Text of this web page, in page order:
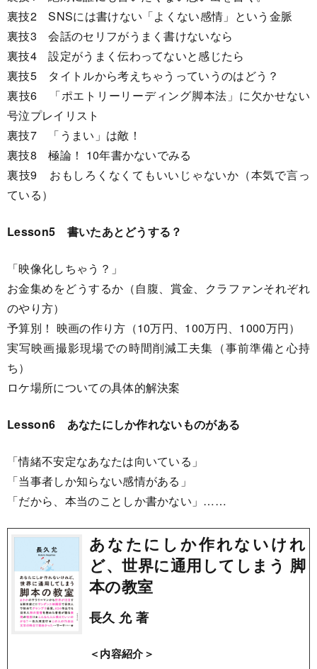
裏技2 SNSには書けない「よくない感情」という金脈
裏技3 会話のセリフがうまく書けないなら
裏技4 設定がうまく伝わってないと感じたら
裏技5 タイトルから考えちゃうっていうのはどう？
裏技6 「ポエトリーリーディング脚本法」に欠かせない
号泣プレイリスト
裏技7 「うまい」は敵！
裏技8 極論！ 10年書かないでみる
裏技9 おもしろくなくてもいいじゃないか（本気で言っ
ている）
Lesson5 書いたあとどうする？
「映像化しちゃう？」
お金集めをどうするか（自腹、賞金、クラファンそれぞれ
のやり方）
予算別！ 映画の作り方（10万円、100万円、1000万円）
実写映画撮影現場での時間削減工夫集（事前準備と心持
ち）
ロケ場所についての具体的解決案
Lesson6 あなたにしか作れないものがある
「情緒不安定なあなたは向いている」
「当事者しか知らない感情がある」
「だから、本当のことしか書かない」……
あなたにしか作れないけれ
ど、世界に通用してしまう 脚
本の教室
長久 允 著
＜内容紹介＞